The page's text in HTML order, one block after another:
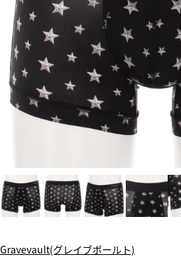
Gravevault(グレイブボールト)